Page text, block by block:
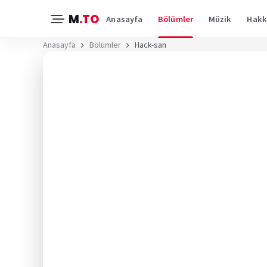
M.TO Anasayfa Bölümler Müzik
Anasayfa Bölümler Hack-san